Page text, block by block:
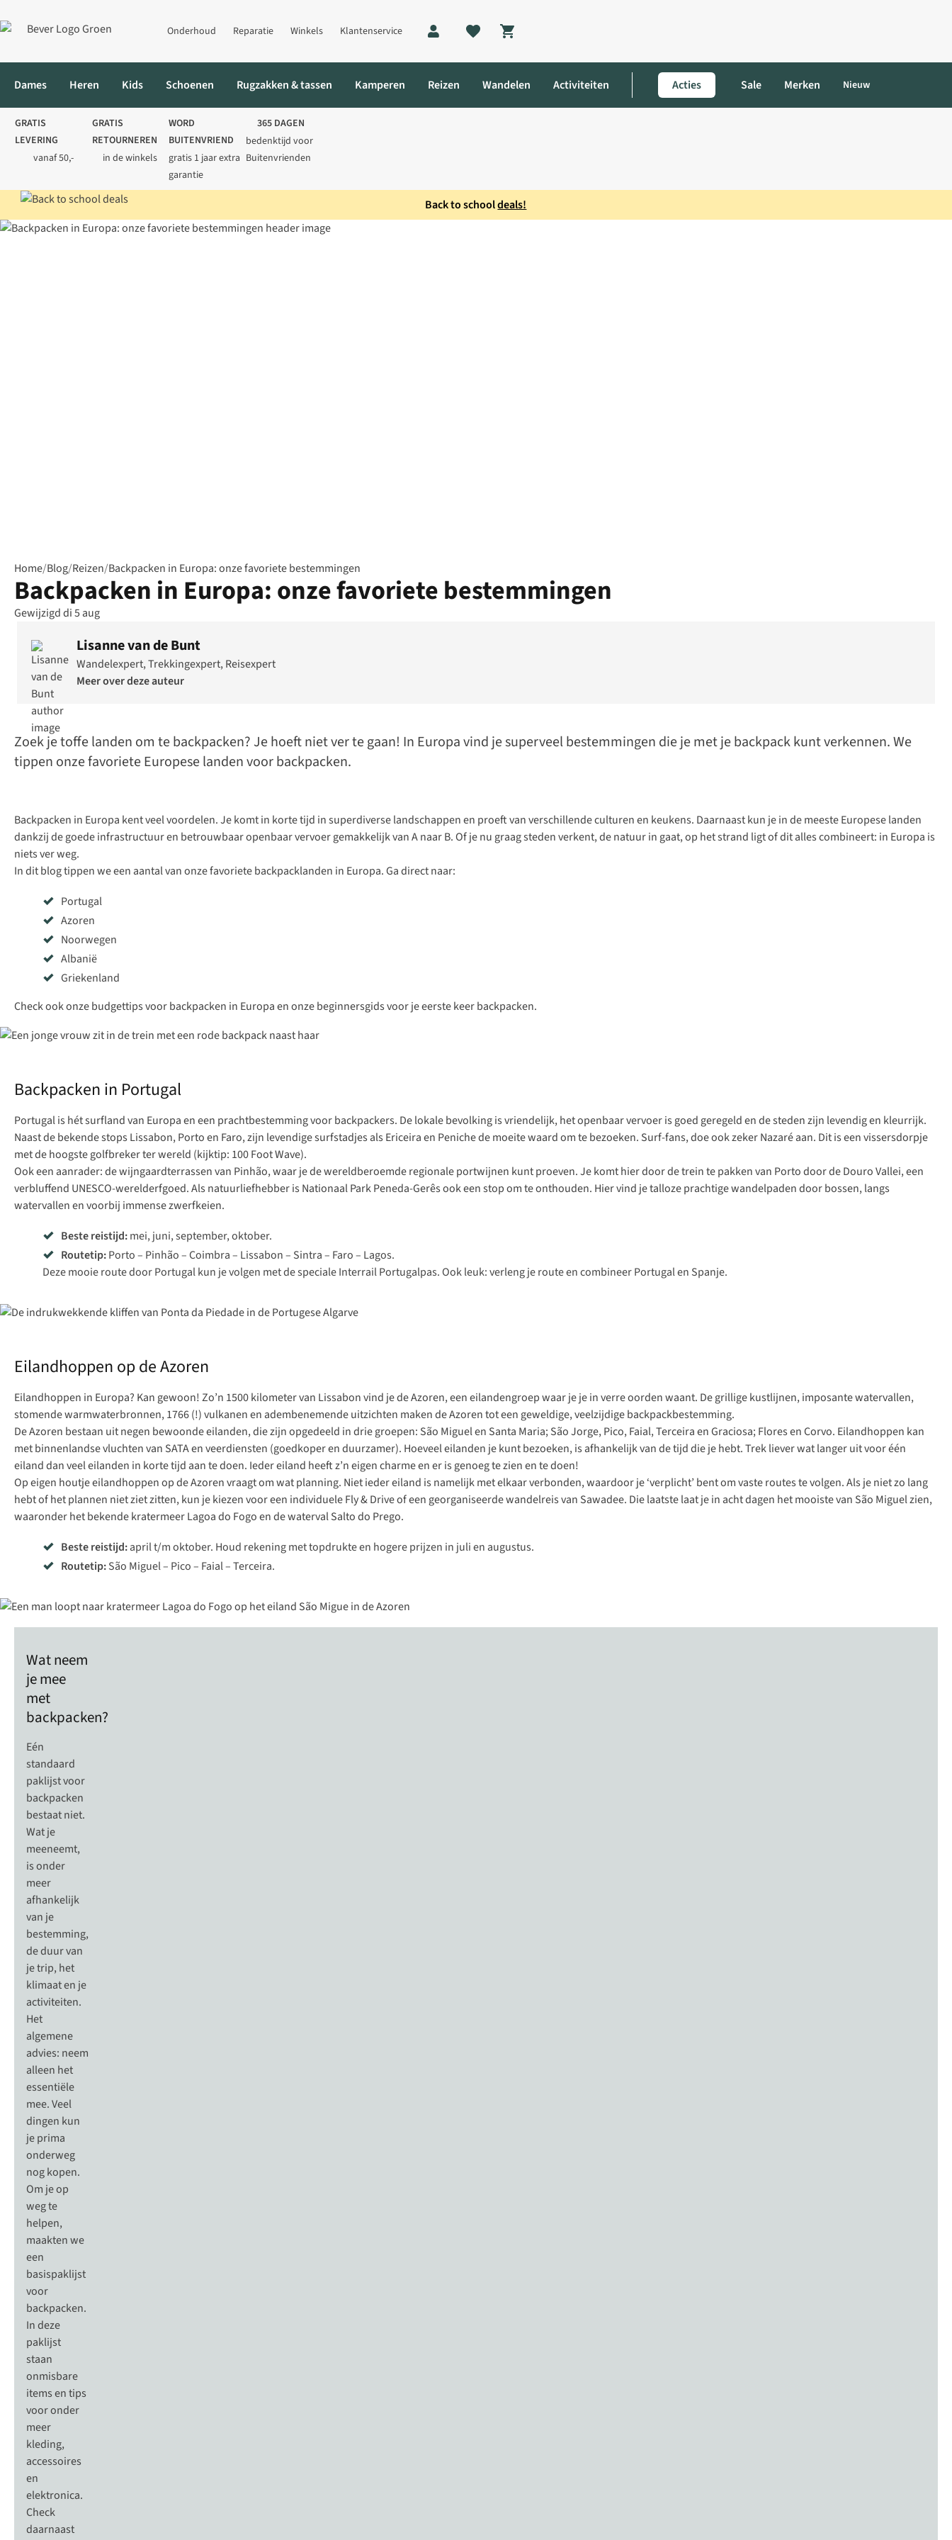
Onderhoud Reparatie Winkels Klantenservice
Shopping cart
Dames Heren Kids Schoenen Rugzakken & tassen Kamperen Reizen Wandelen Activiteiten Acties Sale Merken Nieuw
GRATIS
LEVERING
vanaf 50,-
GRATIS
RETOURNEREN
in de winkels
WORD
BUITENVRIEND
gratis 1 jaar extra
garantie
365 DAGEN
bedenktijd voor
Buitenvrienden
Back to schooldeals!
Home/Blog/Reizen/Backpacken in Europa: onze favoriete bestemmingen
Backpacken in Europa: onze favoriete bestemmingen
Gewijzigd di 5 aug
Lisanne van de Bunt
Wandelexpert, Trekkingexpert, Reisexpert
Meer over deze auteur
Zoek je toffe landen om te backpacken? Je hoeft niet ver te gaan! In Europa vind je superveel bestemmingen die je met je backpack kunt verkennen. We
tippen onze favoriete Europese landen voor backpacken.
Backpacken in Europa kent veel voordelen. Je komt in korte tijd in superdiverse landschappen en proeft van verschillende culturen en keukens. Daarnaast kun je in de meeste Europese landen
dankzij de goede infrastructuur en betrouwbaar openbaar vervoer gemakkelijk van A naar B. Of je nu graag steden verkent, de natuur in gaat, op het strand ligt of dit alles combineert: in Europa is
niets ver weg.
In dit blog tippen we een aantal van onze favoriete backpacklanden in Europa. Ga direct naar:
Portugal
Azoren
Noorwegen
Albanië
Griekenland
Check ook onzebudgettips voor backpacken in Europaen onzebeginnersgids voor je eerste keer backpacken.
Backpacken in Portugal
Portugal is hét surfland van Europa en een prachtbestemming voor backpackers. De lokale bevolking is vriendelijk, het openbaar vervoer is goed geregeld en de steden zijn levendig en kleurrijk.
Naast de bekende stops Lissabon, Porto en Faro, zijn levendige surfstadjes als Ericeira en Peniche de moeite waard om te bezoeken. Surf-fans, doe ook zeker Nazaré aan. Dit is een vissersdorpje
met de hoogste golfbreker ter wereld (kijktip: 100 Foot Wave).
Ook een aanrader: de wijngaardterrassen van Pinhão, waar je de wereldberoemde regionale portwijnen kunt proeven. Je komt hier door de trein te pakken van Porto door de Douro Vallei, een
verbluffend UNESCO-werelderfgoed. Als natuurliefhebber is Nationaal Park Peneda-Gerês ook een stop om te onthouden. Hier vind je talloze prachtige wandelpaden door bossen, langs
watervallen en voorbij immense zwerfkeien.
Beste reistijd:mei, juni, september, oktober.
Routetip:Porto – Pinhão – Coimbra – Lissabon – Sintra – Faro – Lagos.
Deze mooieroute door Portugalkun je volgen met de specialeInterrail Portugalpas. Ook leuk: verleng je route encombineer Portugal en Spanje.
Eilandhoppen op de Azoren
Eilandhoppen in Europa? Kan gewoon! Zo’n 1500 kilometer van Lissabon vind je de Azoren, een eilandengroep waar je je in verre oorden waant. De grillige kustlijnen, imposante watervallen,
stomende warmwaterbronnen, 1766 (!) vulkanen en adembenemende uitzichten maken de Azoren tot een geweldige, veelzijdige backpackbestemming.
De Azoren bestaan uit negen bewoonde eilanden, die zijn opgedeeld in drie groepen: São Miguel en Santa Maria; São Jorge, Pico, Faial, Terceira en Graciosa; Flores en Corvo. Eilandhoppen kan
metbinnenlandse vluchten van SATAen veerdiensten (goedkoper en duurzamer). Hoeveel eilanden je kunt bezoeken, is afhankelijk van de tijd die je hebt. Trek liever wat langer uit voor één
eiland dan veel eilanden in korte tijd aan te doen. Ieder eiland heeft z’n eigen charme en er is genoeg te zien en te doen!
Op eigen houtje eilandhoppen op de Azoren vraagt om wat planning. Niet ieder eiland is namelijk met elkaar verbonden, waardoor je ‘verplicht’ bent om vaste routes te volgen. Als je niet zo lang
hebt of het plannen niet ziet zitten, kun je kiezen voor een individuele Fly & Drive of een georganiseerde wandelreis van Sawadee. Die laatste laat je in acht dagen het mooiste van São Miguel zien,
waaronder het bekende kratermeer Lagoa do Fogo en de waterval Salto do Prego.
Beste reistijd:april t/m oktober. Houd rekening met topdrukte en hogere prijzen in juli en augustus.
Routetip:São Miguel – Pico – Faial – Terceira.
Wat neem
je mee
met
backpacken?
Eén
standaard
paklijst voor
backpacken
bestaat niet.
Wat je
meeneemt,
is onder
meer
afhankelijk
van je
bestemming,
de duur van
je trip, het
klimaat en je
activiteiten.
Het
algemene
advies: neem
alleen het
essentiële
mee. Veel
dingen kun
je prima
onderweg
nog kopen.
Om je op
weg te
helpen,
maakten we
een
basispaklijst
voor
backpacken.
In deze
paklijst
staan
onmisbare
items en tips
voor onder
meer
kleding,
accessoires
en
elektronica.
Check
daarnaast